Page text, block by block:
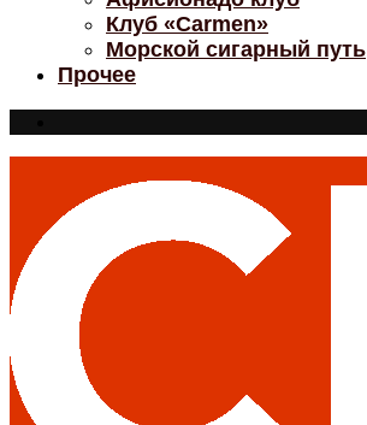
Клуб «Carmen»
Морской сигарный путь
Прочее